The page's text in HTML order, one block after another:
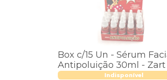
Box c/15 Un - Sérum
Antipoluição 30ml - Zart
Indisponível